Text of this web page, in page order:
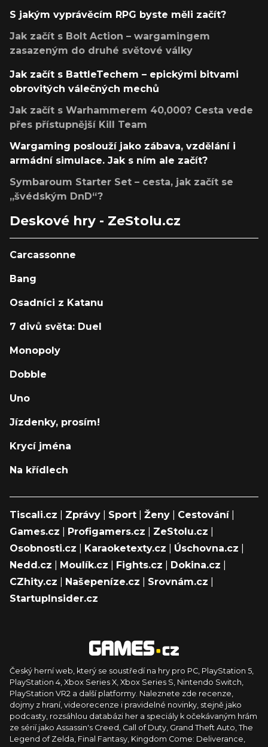
S jakým vyprávěcím RPG byste měli začít?
Jak začít s Bolt Action – wargamingem
zasazeným do druhé světové války
Jak začít s BattleTechem – epickými bitvami
obrovitých válečných mechů
Jak začít s Warhammerem 40,000? Cesta vede
přes přístupnější Kill Team
Wargaming poslouží jako zábava, vzdělání i
armádní simulace. Jak s ním ale začít?
Symbaroum Starter Set – cesta, jak začít se
„švédským DnD“?
Deskové hry - ZeStolu.cz
Carcassonne
Bang
Osadníci z Katanu
7 divů světa: Duel
Monopoly
Dobble
Uno
Jízdenky, prosím!
Krycí jména
Na křídlech
Tiscali.cz Zprávy Sport Ženy Cestování|
Games.cz
Profigamers.cz ZeStolu.cz
Osobnosti.cz
Karaoketexty.cz Úschovna.cz
Nedd.cz
Moulík.cz Fights.cz Dokina.cz
CZhity.cz
Našepeníze.cz Srovnám.cz
StartupInsider.cz
Český herní web, který se soustředí na hry pro PC, PlayStation 5,
PlayStation 4, Xbox Series X, Xbox Series S, Nintendo Switch,
PlayStation VR2 a další platformy. Naleznete zde recenze,
dojmy z hraní, videorecenze i pravidelné novinky, stejně jako
podcasty, rozsáhlou databázi her a speciály k očekávaným hrám
ze sérií jako Assassin's Creed, Call of Duty, Grand Theft Auto, The
Legend of Zelda, Final Fantasy, Kingdom Come: Deliverance,